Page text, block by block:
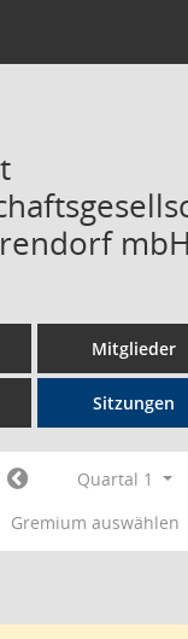
Mitglieder
Sitzungen
Quartal 1
Gremium auswählen